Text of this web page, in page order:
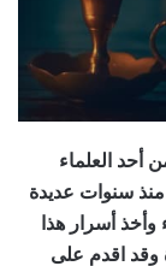
أحد العلماء
منذ سنوات عديدة
وأخذ أسرار هذا
وقد اقدم على